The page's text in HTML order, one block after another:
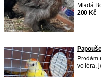
Mladá
200 Kč
Prodám
voliéra,